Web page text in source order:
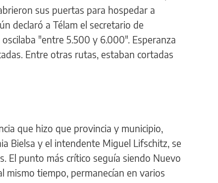
sus puertas para hospedar a
declaró a Télam el secretario de
"entre 5.500 y 6.000". Esperanza
Entre otras rutas, estaban cortadas
que hizo que provincia y municipio,
Bielsa y el intendente Miguel Lifschitz, se
El punto más crítico seguía siendo Nuevo
mismo tiempo, permanecían en varios